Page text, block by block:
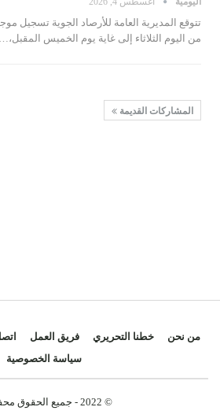
تتوقع المديرية العامة للأرصاد الجوية تسجيل
من اليوم الثلاثاء إلى غاية يوم الخميس المقبل،…
المشاركات القديمة
من نحن خطنا التحريري فريق العمل
سياسة الخصوصية
© 2022 - جميع الحقوق محفوظة.